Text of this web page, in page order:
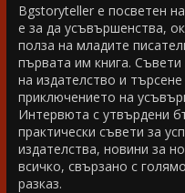
Bgstoryteller е посветен
е за да усъвършенства,
полза на младите
първата им книга.
на издателство и
приключението на
Интервюта с утвърдени
практически съвети за
издателства, новини за
всичко, свързано с
разказ.